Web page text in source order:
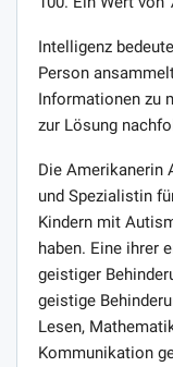
Intelligenz
Person
Informationen zu
zur Lösung
Die Amerikanerin
und Spezialistin
Kindern mit
haben. Eine ihrer
geistiger
geistige
Lesen,
Kommunikation